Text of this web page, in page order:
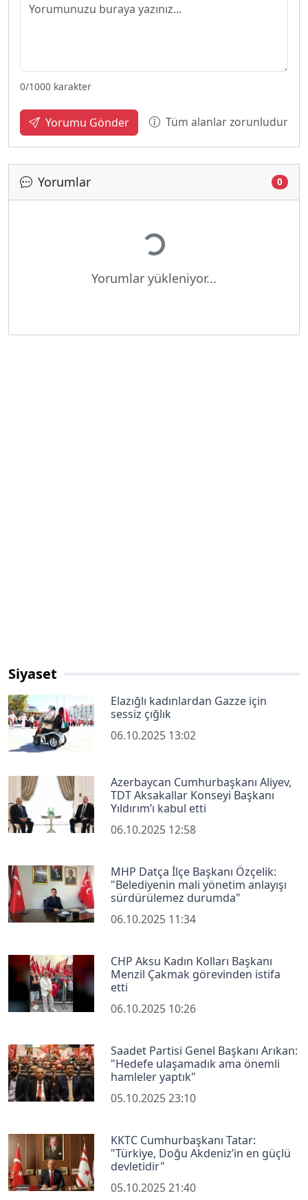
0/1000 karakter
Yorumu Gönder Tüm alanlar zorunludur
Yorumlar 0
Yükleniyor...
Yorumlar yükleniyor...
Siyaset
Elazığlı kadınlardan Gazze için
sessiz çığlık
06.10.2025 13:02
Azerbaycan Cumhurbaşkanı Aliyev,
TDT Aksakallar Konseyi Başkanı
Yıldırım’ı kabul etti
06.10.2025 12:58
MHP Datça İlçe Başkanı Özçelik:
"Belediyenin mali yönetim anlayışı
sürdürülemez durumda"
06.10.2025 11:34
CHP Aksu Kadın Kolları Başkanı
Menzil Çakmak görevinden istifa
etti
06.10.2025 10:26
Saadet Partisi Genel Başkanı Arıkan:
"Hedefe ulaşamadık ama önemli
hamleler yaptık"
05.10.2025 23:10
KKTC Cumhurbaşkanı Tatar:
"Türkiye, Doğu Akdeniz’in en güçlü
devletidir"
05.10.2025 21:40